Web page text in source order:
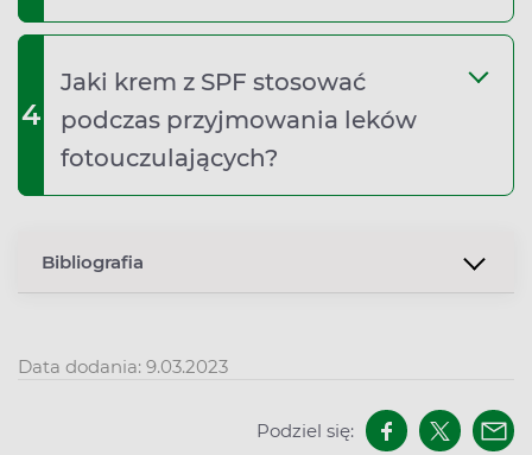
4
Jaki krem z SPF stosować
podczas przyjmowania leków
fotouczulających?
Bibliografia
Data dodania: 9.03.2023
Podziel się: